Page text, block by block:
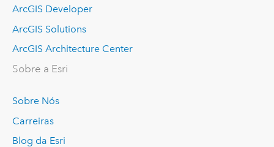
ArcGIS Developer
ArcGIS Solutions
ArcGIS Architecture Center
Sobre a Esri
Sobre Nós
Carreiras
Blog da Esri